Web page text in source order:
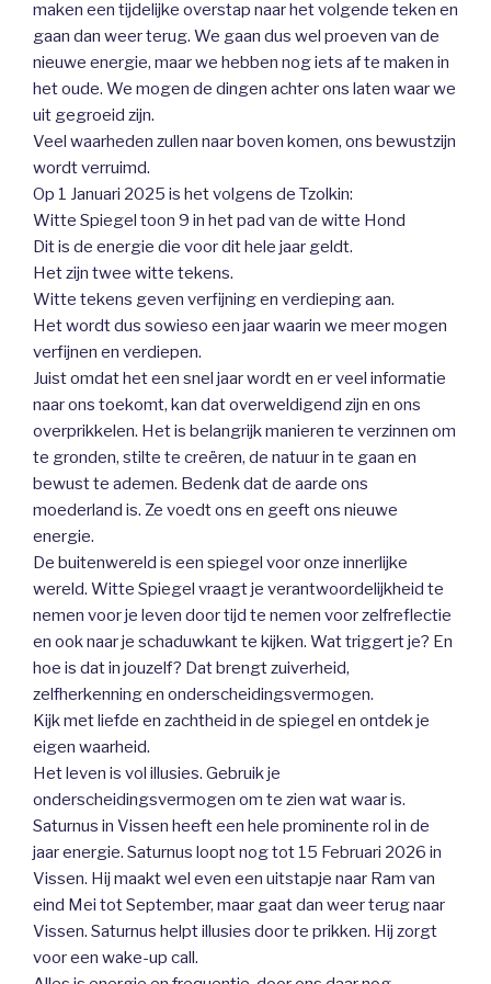
maken een tijdelijke overstap naar het volgende teken en
gaan dan weer terug. We gaan dus wel proeven van de
nieuwe energie, maar we hebben nog iets af te maken in
het oude. We mogen de dingen achter ons laten waar we
uit gegroeid zijn.
Veel waarheden zullen naar boven komen, ons bewustzijn
wordt verruimd.
Op 1 Januari 2025 is het volgens de Tzolkin:
Witte Spiegel toon 9 in het pad van de witte Hond
Dit is de energie die voor dit hele jaar geldt.
Het zijn twee witte tekens.
Witte tekens geven verfijning en verdieping aan.
Het wordt dus sowieso een jaar waarin we meer mogen
verfijnen en verdiepen.
Juist omdat het een snel jaar wordt en er veel informatie
naar ons toekomt, kan dat overweldigend zijn en ons
overprikkelen. Het is belangrijk manieren te verzinnen om
te gronden, stilte te creëren, de natuur in te gaan en
bewust te ademen. Bedenk dat de aarde ons
moederland is. Ze voedt ons en geeft ons nieuwe
energie.
De buitenwereld is een spiegel voor onze innerlijke
wereld. Witte Spiegel vraagt je verantwoordelijkheid te
nemen voor je leven door tijd te nemen voor zelfreflectie
en ook naar je schaduwkant te kijken. Wat triggert je? En
hoe is dat in jouzelf? Dat brengt zuiverheid,
zelfherkenning en onderscheidingsvermogen.
Kijk met liefde en zachtheid in de spiegel en ontdek je
eigen waarheid.
Het leven is vol illusies. Gebruik je
onderscheidingsvermogen om te zien wat waar is.
Saturnus in Vissen heeft een hele prominente rol in de
jaar energie. Saturnus loopt nog tot 15 Februari 2026 in
Vissen. Hij maakt wel even een uitstapje naar Ram van
eind Mei tot September, maar gaat dan weer terug naar
Vissen. Saturnus helpt illusies door te prikken. Hij zorgt
voor een wake-up call.